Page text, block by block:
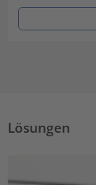
Lösungen